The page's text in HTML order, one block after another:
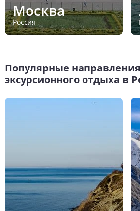
Москва
Россия
Популярные
эксурсионного отдыха в